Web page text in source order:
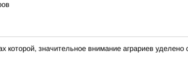
которой, значительное внимание аграриев уделено